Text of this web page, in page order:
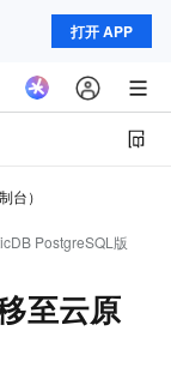
打开 APP
台）
PostgreSQL版
至云原